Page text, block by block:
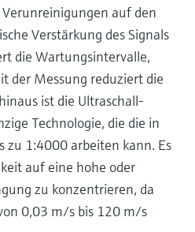
auf den
Verstärkung des Signals
die Wartungsintervalle,
der Messung reduziert die
ist die Ultraschall-
Technologie, die die in
zu 1:4000 arbeiten kann. Es
auf eine hohe oder
zu konzentrieren, da
0,03 m/s bis 120 m/s